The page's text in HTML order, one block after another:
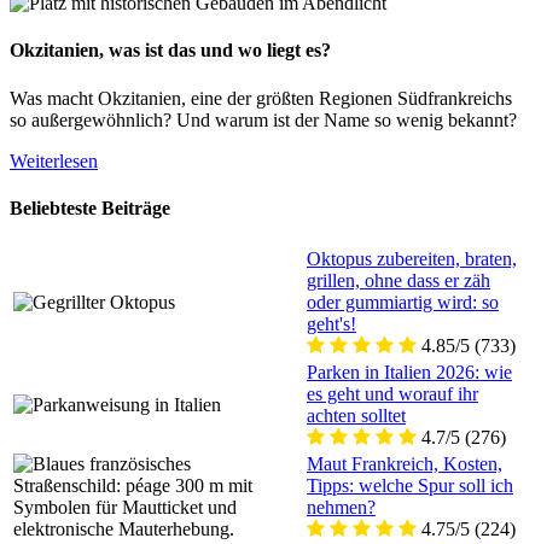
Okzitanien, was ist das und wo liegt es?
Was macht Okzitanien, eine der größten Regionen Südfrankreichs
so außergewöhnlich? Und warum ist der Name so wenig bekannt?
Weiterlesen
Beliebteste Beiträge
Oktopus zubereiten, braten,
grillen, ohne dass er zäh
oder gummiartig wird: so
geht's!
4.85/5 (733)
Parken in Italien 2026: wie
es geht und worauf ihr
achten solltet
4.7/5 (276)
Maut Frankreich, Kosten,
Tipps: welche Spur soll ich
nehmen?
4.75/5 (224)